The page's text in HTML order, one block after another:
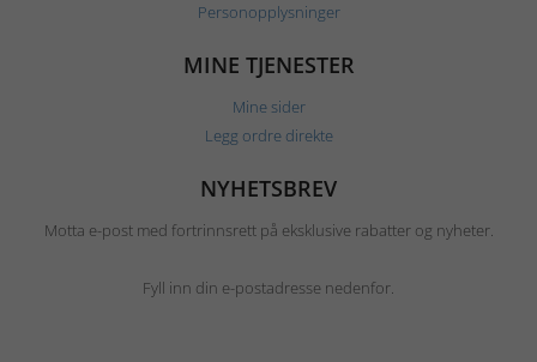
Personopplysninger
MINE TJENESTER
Mine sider
Legg ordre direkte
NYHETSBREV
Motta e-post med fortrinnsrett på eksklusive rabatter og nyheter.
Fyll inn din e-postadresse nedenfor.